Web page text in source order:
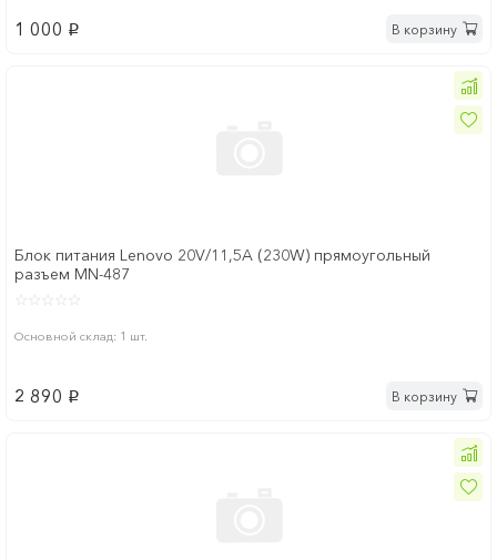
1 000 p В корзину
Блок питания Lenovo 20V/11,5A (230W) прямоугольный
разъем MN-487
Основной склад: 1 шт.
2 890 p В корзину